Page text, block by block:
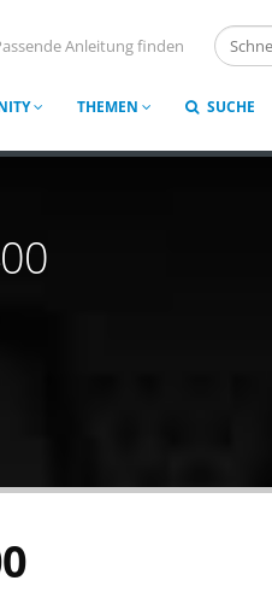
Anleitung finden
THEMEN SUCHE